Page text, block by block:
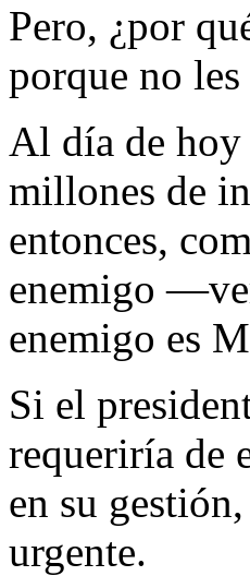
Pero, ¿por
porque no
Al día de hoy
millones de
entonces,
enemigo
enemigo es
Si el
requeriría de
en su
urgente.